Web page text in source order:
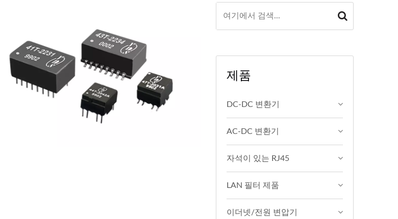
제품
DC-DC 변환기
AC-DC 변환기
자석이 있는 RJ45
LAN 필터 제품
이더넷/전원 변압기